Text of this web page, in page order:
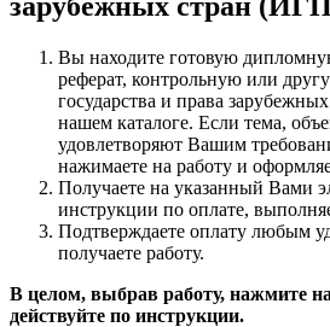
Вы находите готовую
реферат, контрольную или
государства и права
нашем каталоге. Если тема,
удовлетворяют Вашим
нажимаете на работу и
Получаете на указанный Вами
инструкции по оплате,
Подтверждаете оплату любым
получаете работу.
В целом, выбрав работу, нажмите
действуйте по инструкции.